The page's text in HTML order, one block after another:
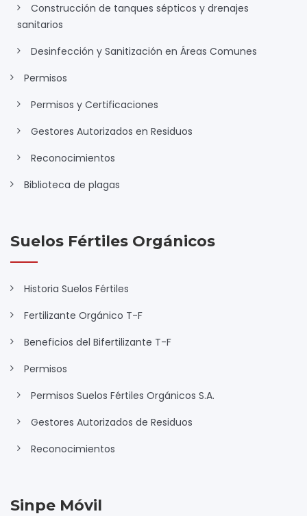
Construcción de tanques sépticos y drenajes
sanitarios
Desinfección y Sanitización en Áreas Comunes
Permisos
Permisos y Certificaciones
Gestores Autorizados en Residuos
Reconocimientos
Biblioteca de plagas
Suelos Fértiles Orgánicos
Historia Suelos Fértiles
Fertilizante Orgánico T-F
Beneficios del Bifertilizante T-F
Permisos
Permisos Suelos Fértiles Orgánicos S.A.
Gestores Autorizados de Residuos
Reconocimientos
Sinpe Móvil